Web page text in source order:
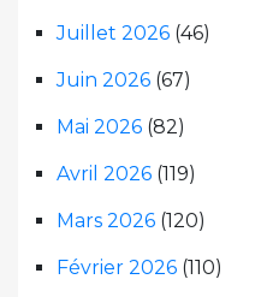
Juillet 2026 (46)
Juin 2026 (67)
Mai 2026 (82)
Avril 2026 (119)
Mars 2026 (120)
Février 2026 (110)